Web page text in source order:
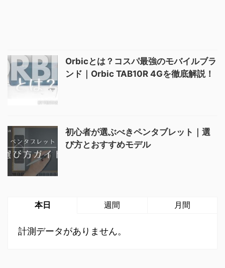
Orbicとは？コスパ最強のモバイルブラ
ンド｜Orbic TAB10R 4Gを徹底解説！
初心者が選ぶべきペンタブレット｜選
び方とおすすめモデル
本日 週間 月間
計測データがありません。